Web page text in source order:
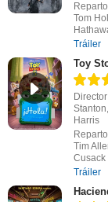
Tom
Tráiler
Toy
Harris
Tim
Cusack
Tráiler